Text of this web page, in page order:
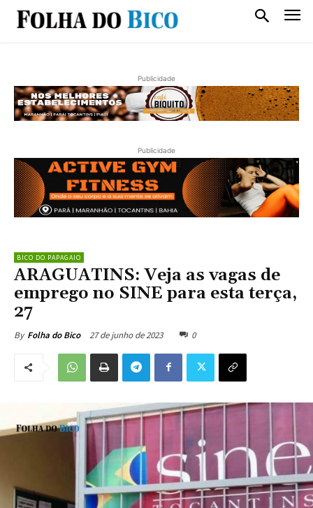
Publicidade
Publicidade
BICO DO PAPAGAIO
ARAGUATINS: Veja as vagas de
emprego no SINE para esta terça,
27
By Folha do Bico 27 de junho de 2023 0